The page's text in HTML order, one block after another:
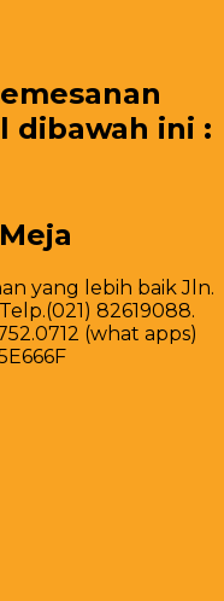
dibawah ini :
yang lebih baik Jln.
82619088.
(what apps)